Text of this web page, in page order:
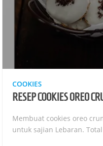
COOKIES
RESEP COOKIES OREO
Membuat cookies oreo
untuk sajian Lebaran.